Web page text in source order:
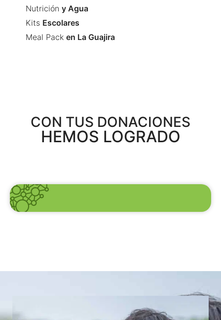
Nutrición y Agua
Kits Escolares
Meal Pack en La Guajira
CON TUS DONACIONES
HEMOS LOGRADO